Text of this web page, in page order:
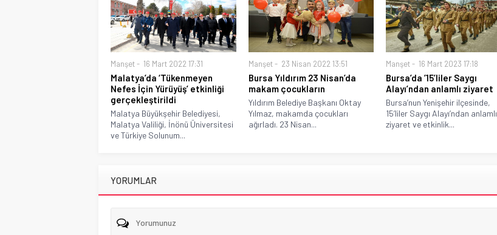
Manşet 16 Mart 2022 17:31
Malatya’da ‘Tükenmeyen
Nefes İçin Yürüyüş’ etkinliği
gerçekleştirildi
Malatya Büyükşehir Belediyesi,
Malatya Valiliği, İnönü Üniversitesi
ve Türkiye Solunum...
Manşet 23 Nisan 2022 13:51
Bursa Yıldırım 23 Nisan’da
makam çocukların
Yıldırım Belediye Başkanı Oktay
Yılmaz, makamda çocukları
ağırladı. 23 Nisan...
Manşet 16 Mart 2023 17:18
Bursa’da ’15’liler Saygı
Alayı’ndan anlamlı ziyaret
Bursa’nun Yenişehir ilçesinde,
15’liler Saygı Alayı’ndan anlamlı
ziyaret ve etkinlik...
YORUMLAR